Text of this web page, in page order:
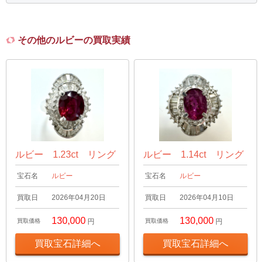
その他のルビーの買取実績
ルビー 1.23ct リング
宝石名 ルビー
買取日 2026年04月20日
買取価格 130,000 円
買取宝石詳細へ
ルビー 1.14ct リング
宝石名 ルビー
買取日 2026年04月10日
買取価格 130,000 円
買取宝石詳細へ